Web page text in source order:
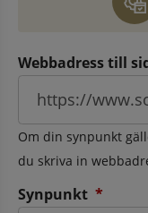
Webbadress till
Om din synpunkt
du skriva in
Synpunkt *